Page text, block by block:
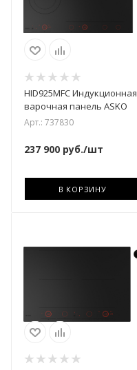
HID925MFC Индукционная
варочная панель ASKO
Арт.: 737830
237 900 руб./шт
В КОРЗИНУ